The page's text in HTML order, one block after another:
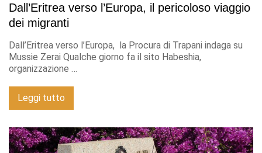
Dall’Eritrea verso l’Europa, il pericoloso viaggio
dei migranti
Dall’Eritrea verso l’Europa, la Procura di Trapani indaga su
Mussie Zerai Qualche giorno fa il sito Habeshia,
organizzazione …
Leggi tutto